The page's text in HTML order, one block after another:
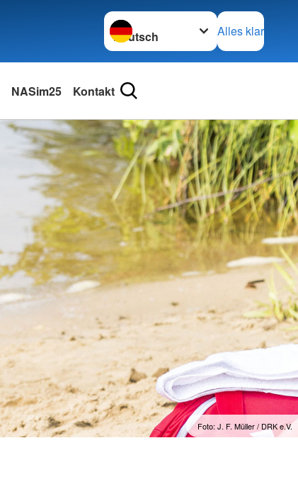
Sprache wechseln zu
Alles klar
NASim25 Kontakt
Foto: J. F. Müller / DRK e.V.